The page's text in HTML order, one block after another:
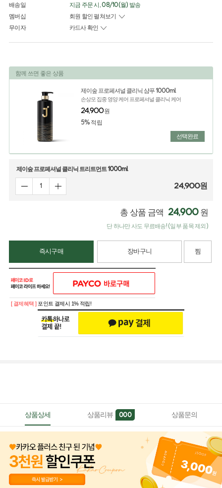
배송일
지금 주문 시, 08/10(월) 발송
멤버십
회원 할인 펼쳐보기
무이자
카드사 확인
함께 쓰면 좋은 상품
제이숲 프로페셔널 클리닉 샴푸 1000ml
손상모 집중 영양 케어 프로페셔널 클리닉 케어
24,900원
5% 적립
선택완료
제이숲 프로페셔널 클리닉 트리트먼트 1000ml
24,900원
총 상품 금액 24,900 원
단 하나만 사도 무료배송! (일부 품목 제외)
즉시구매 장바구니 찜
[ 결제혜택 ] 포인트 결제시 1% 적립!
상품상세 상품리뷰 000 상품문의